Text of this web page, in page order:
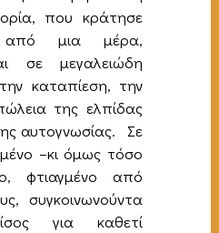
που κράτησε
από μια μέρα,
σε μεγαλειώδη
καταπίεση, την
της ελπίδας
αυτογνωσίας. Σε
–κι όμως τόσο
φτιαγμένο από
συγκοινωνούντα
για καθετί